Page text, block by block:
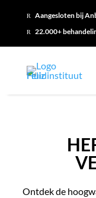
R Aangesloten bij
R 22.000+
Ontdek de